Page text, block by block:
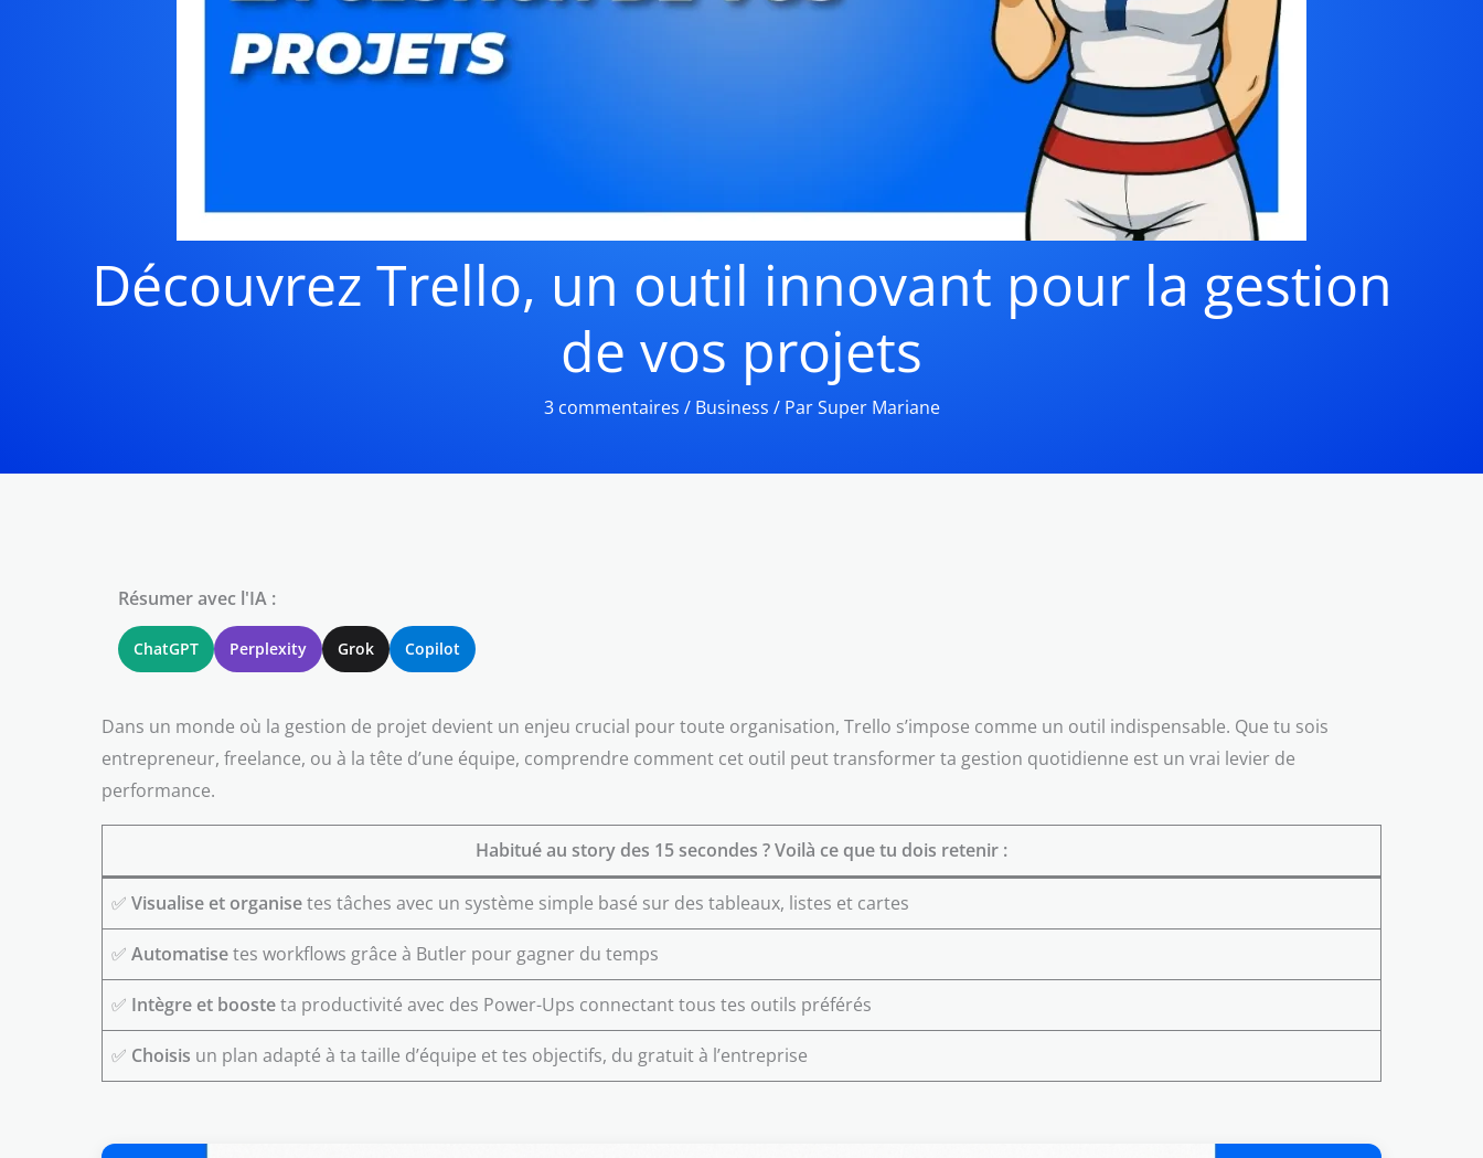
Découvrez Trello, un outil innovant pour la gestion
de vos projets
3 commentaires / Business / ParSuper Mariane
Résumer avec l'IA :
ChatGPT Perplexity Grok Copilot
Dans un monde où la gestion de projet devient un enjeu crucial pour toute organisation, Trello s’impose comme un outil indispensable. Que tu sois
entrepreneur, freelance, ou à la tête d’une équipe, comprendre comment cet outil peut transformer ta gestion quotidienne est un vrai levier de
performance.
Habitué au story des 15 secondes ? Voilà ce que tu dois retenir :
✅ Visualise et organisetes tâches avec un système simple basé sur des tableaux, listes et cartes
✅ Automatisetes workflows grâce à Butler pour gagner du temps
✅ Intègre et boosteta productivité avec des Power-Ups connectant tous tes outils préférés
✅ Choisis un plan adapté à ta taille d’équipe et tes objectifs, du gratuit à l’entreprise